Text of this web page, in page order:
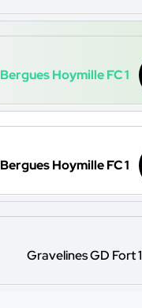
Bergues Hoymille FC 1
Bergues Hoymille FC 1
Gravelines GD Fort 1